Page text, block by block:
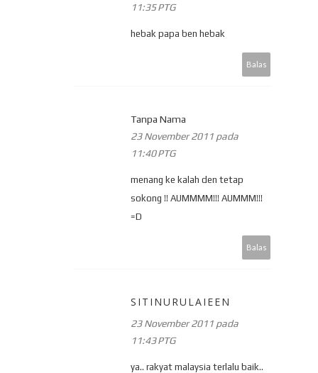
11:35 PTG
hebak papa ben hebak
Balas
Tanpa Nama
23 November 2011 pada
11:40 PTG
menang ke kalah den tetap
sokong !! AUMMMM!!! AUMMM!!!
=D
Balas
SITINURULAIEEN
23 November 2011 pada
11:43 PTG
ya.. rakyat malaysia terlalu baik..